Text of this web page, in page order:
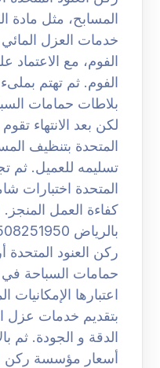
المسابح، مثل مادة
خدمات العزل
الفوم، مع الاعتماد
الفوم. ثم تهتم
بلاطات حمامات
لكن بعد الانتهاء
المتحدة بتنظيف
تسليمه للعميل. ثم
المتحدة اختبارات
كفاءة العمل
ركن العنود
حمامات السباحة
اعتبارها الإمكانيات
بتقديم خدمات عزل
الدقة و الجودة. ثم
أسعار مؤسسة ركن